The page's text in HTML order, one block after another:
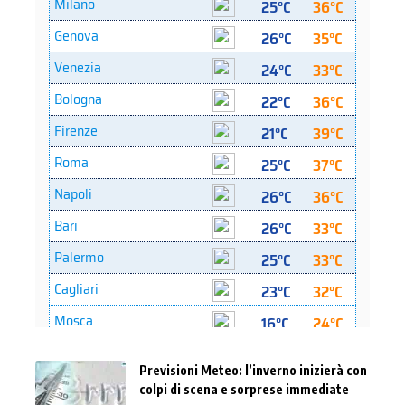
Previsioni Meteo: l’inverno inizierà con
colpi di scena e sorprese immediate